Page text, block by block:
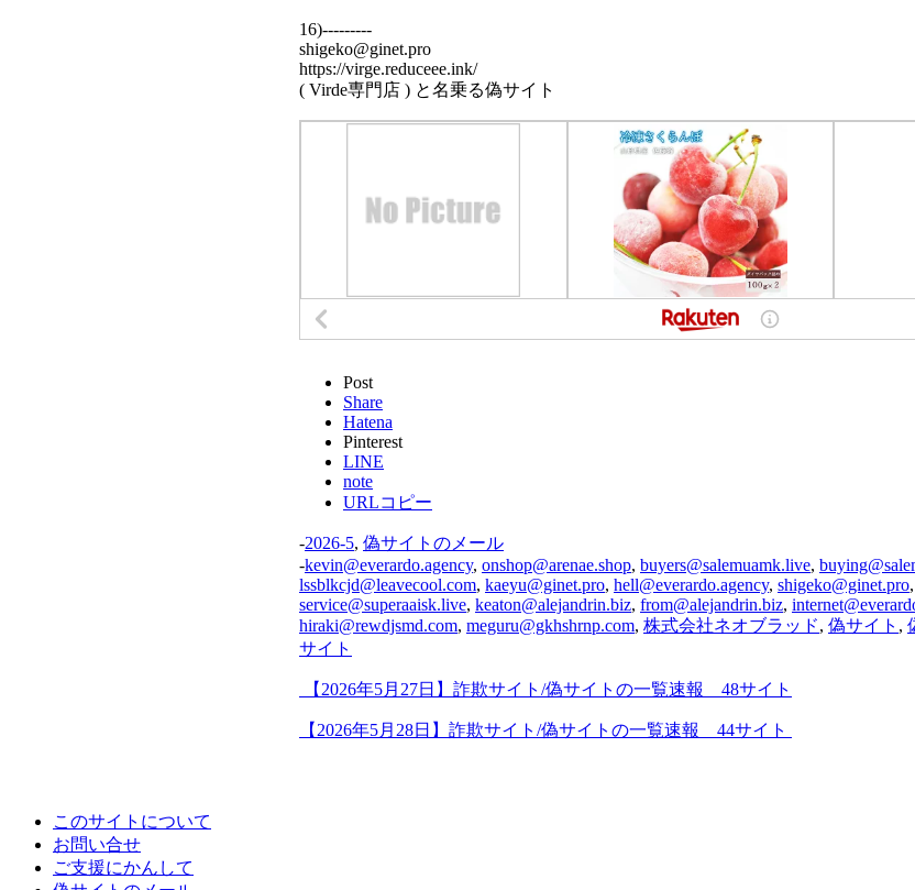
16)---------
shigeko@ginet.pro
https://virge.reduceee.ink/
( Virde専門店 ) と名乗る偽サイト
Post
Share
Hatena
Pinterest
LINE
note
URLコピー
-2026-5, 偽サイトのメール
-kevin@everardo.agency, onshop@arenae.shop, buyers@salemuamk.live,
lssblkcjd@leavecool.com, kaeyu@ginet.pro, hell@everardo.agency, shigeko@ginet.pro,
service@superaaisk.live, keaton@alejandrin.biz, from@alejandrin.biz,
hiraki@rewdjsmd.com, meguru@gkhshrnp.com, 株式会社ネオブラッド, 偽サイト ,
サイト
【2026年5月27日】詐欺サイト/偽サイトの一覧速報 48サイト
【2026年5月28日】詐欺サイト/偽サイトの一覧速報 44サイト
このサイトについて
お問い合せ
ご支援にかんして